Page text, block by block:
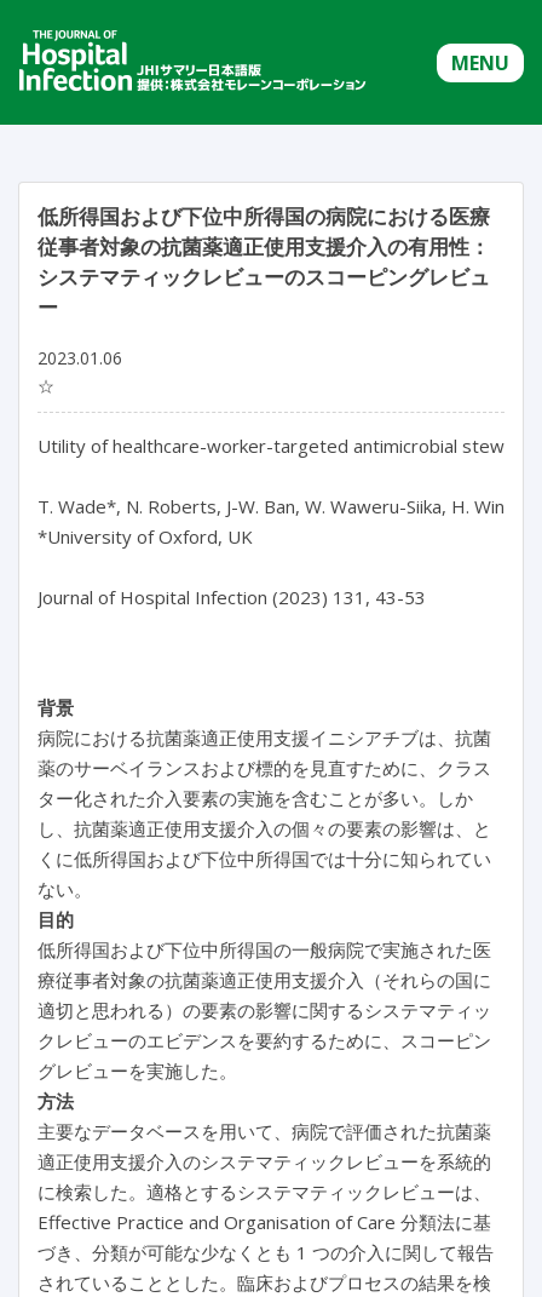
MENU
低所得国および下位中所得国の病院における医療
従事者対象の抗菌薬適正使用支援介入の有用性：
システマティックレビューのスコーピングレビュ
ー
2023.01.06
☆
Utility of healthcare-worker-targeted antimicrobial
T. Wade*, N. Roberts, J-W. Ban, W. Waweru-Siika, H.
*University of Oxford, UK
Journal of Hospital Infection (2023) 131, 43-53
背景
病院における抗菌薬適正使用支援イニシアチブは、抗菌
薬のサーベイランスおよび標的を見直すために、クラス
ター化された介入要素の実施を含むことが多い。しか
し、抗菌薬適正使用支援介入の個々の要素の影響は、と
くに低所得国および下位中所得国では十分に知られてい
ない。
目的
低所得国および下位中所得国の一般病院で実施された医
療従事者対象の抗菌薬適正使用支援介入（それらの国に
適切と思われる）の要素の影響に関するシステマティッ
クレビューのエビデンスを要約するために、スコーピン
グレビューを実施した。
方法
主要なデータベースを用いて、病院で評価された抗菌薬
適正使用支援介入のシステマティックレビューを系統的
に検索した。適格とするシステマティックレビューは、
Effective Practice and Organisation of Care 分類法に基
づき、分類が可能な少なくとも 1 つの介入に関して報告
されていることとした。臨床およびプロセスの結果を検